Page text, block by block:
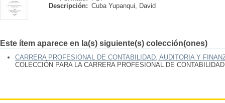
Descripción: Cuba Yupanqui, David
Este ítem aparece en la(s) siguiente(s) colección(ones)
CARRERA PROFESIONAL DE CONTABILIDAD, AUDITORIA Y
COLECCIÓN PARA LA CARRERA PROFESIONAL DE